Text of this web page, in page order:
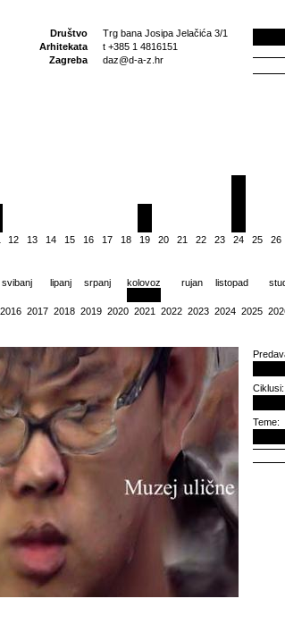
Društvo
Arhitekata
Zagreba
Trg bana Josipa Jelačića 3/1
t +385 1 4816151
daz@d-a-z.hr
12 13 14 15 16 17 18 19 20 21 22 23 24 25 26
svibanj lipanj srpanj kolovoz rujan listopad
2016 2017 2018 2019 2020 2021 2022 2023 2024 2025
Ciklusi:
Teme: